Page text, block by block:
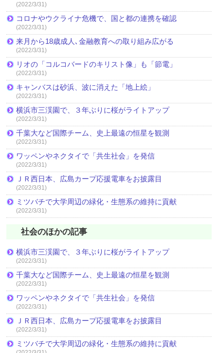
(2022/3/31)
コロナやウクライナ危機で、国と都の連携を確認
(2022/3/31)
来月から18歳成人､金融教育への取り組み広がる
(2022/3/31)
リオの「コルコバードのキリスト像」も「節電」
(2022/3/31)
キャンバスは砂浜、波に消えた「地上絵」
(2022/3/31)
横浜市三渓園で、３年ぶりに桜がライトアップ
(2022/3/31)
千葉大など国際チーム、史上最遠の恒星を観測
(2022/3/31)
ワッペンやネクタイで「共生社会」を発信
(2022/3/31)
ＪＲ西日本、広島カープ応援電車をお披露目
(2022/3/31)
ミツバチで大学周辺の緑化・生態系の維持に貢献
(2022/3/31)
社会のほかの記事
横浜市三渓園で、３年ぶりに桜がライトアップ
(2022/3/31)
千葉大など国際チーム、史上最遠の恒星を観測
(2022/3/31)
ワッペンやネクタイで「共生社会」を発信
(2022/3/31)
ＪＲ西日本、広島カープ応援電車をお披露目
(2022/3/31)
ミツバチで大学周辺の緑化・生態系の維持に貢献